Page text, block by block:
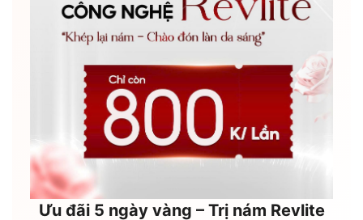
Ưu đãi 5 ngày vàng – Trị nám Revlite